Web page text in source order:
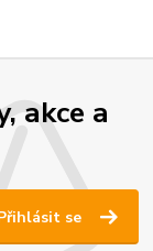
akce a
se